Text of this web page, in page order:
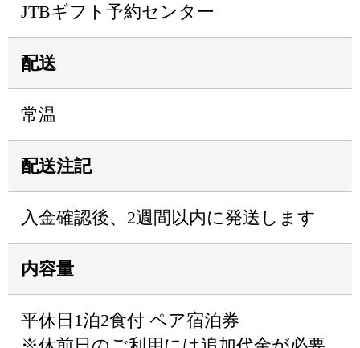
JTBギフト予約センター
配送
常温
配送注記
入金確認後、2週間以内に発送します
内容量
平休日1泊2食付 ペア宿泊券